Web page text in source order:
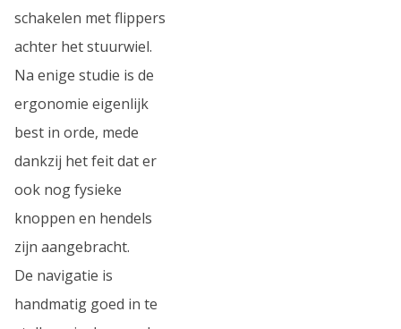
schakelen met flippers
achter het stuurwiel.
Na enige studie is de
ergonomie eigenlijk
best in orde, mede
dankzij het feit dat er
ook nog fysieke
knoppen en hendels
zijn aangebracht.
De navigatie is
handmatig goed in te